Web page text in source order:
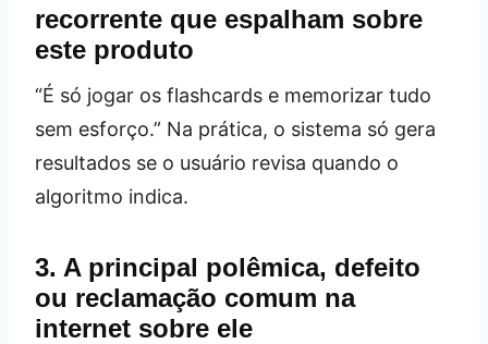
recorrente que espalham sobre
este produto
“É só jogar os flashcards e memorizar tudo
sem esforço.” Na prática, o sistema só gera
resultados se o usuário revisa quando o
algoritmo indica.
3. A principal polêmica, defeito
ou reclamação comum na
internet sobre ele